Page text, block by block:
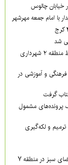
خیابان چالوس
کسب رتبه نخست عملکرد حوزه املاک و مستغلات توسط منطقه ۲ شهرداری
فرهنگی و آموزشی در
منطقه ۱/ تعیین تکلیف پرونده‌های مشمول
گسترده ترمیم و لکه‌گیری
سبز در منطقه ۷